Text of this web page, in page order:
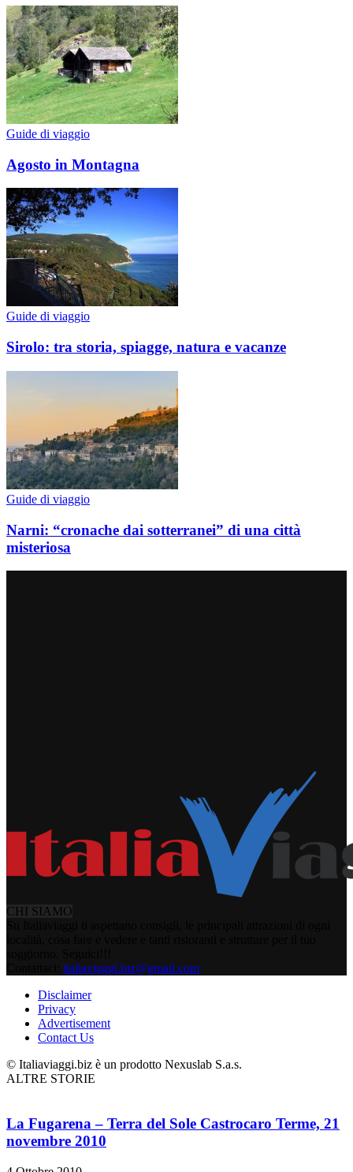
Guide di viaggio
Agosto in Montagna
Guide di viaggio
Sirolo: tra storia, spiagge, natura e vacanze
Guide di viaggio
Narni: “cronache dai sotterranei” di una città
misteriosa
CHI SIAMO
italiaviaggi.biz@gmail.com
Disclaimer
Privacy
Advertisement
Contact Us
© Italiaviaggi.biz è un prodotto Nexuslab S.a.s.
ALTRE STORIE
La Fugarena – Terra del Sole Castrocaro Terme, 21
novembre 2010